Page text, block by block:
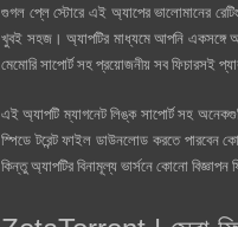
গুগল প্লে স্টোরে এই অ্যাপের ভালোমানের
খুবই সহজ। অ্যাপটির মাধ্যমে আপনি একসঙ্গে
মেমোরি সাপোর্ট সহ প্রয়োজনীয় সব ফিচারসই
এই অ্যাপটি ম্যাগনেট লিঙ্ক সাপোর্ট সহ
স্পিডে টরেন্ট ফাইল ডাউনলোড করতে পারবেন
কিন্তু অ্যাপটির বিনামূল্য ভার্সনে কোনো